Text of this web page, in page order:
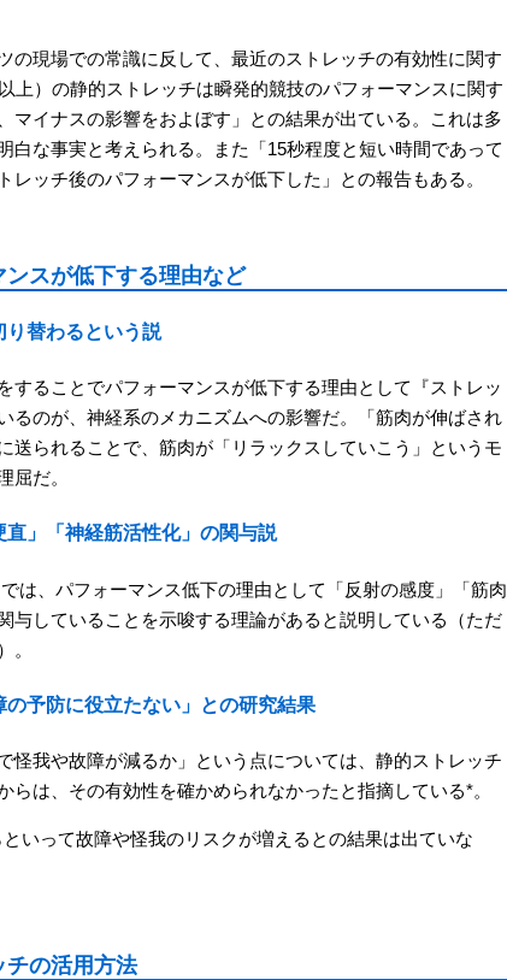
の現場での常識に反して、最近のストレッチの有効性に関す
上）の静的ストレッチは瞬発的競技のパフォーマンスに関す
マイナスの影響をおよぼす」との結果が出ている。これは多
白な事実と考えられる。また「15秒程度と短い時間であって
レッチ後のパフォーマンスが低下した」との報告もある。
スが低下する理由など
り替わるという説
することでパフォーマンスが低下する理由として『ストレッ
るのが、神経系のメカニズムへの影響だ。「筋肉が伸ばされ
送られることで、筋肉が「リラックスしていこう」というモ
屈だ。
」「神経筋活性化」の関与説
は、パフォーマンス低下の理由として「反射の感度」「筋肉
与していることを示唆する理論があると説明している（ただ
。
予防に役立たない」との研究結果
怪我や故障が減るか」という点については、静的ストレッチ
らは、その有効性を確かめられなかったと指摘している*。
いって故障や怪我のリスクが増えるとの結果は出ていな
チの活用方法